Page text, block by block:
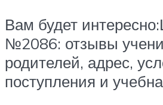
Вам будет
№2086: отзывы
родителей, адрес,
поступления и